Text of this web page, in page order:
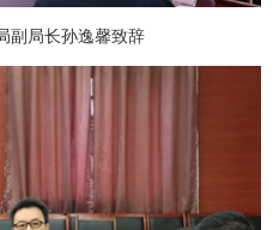
副局长孙逸馨致辞